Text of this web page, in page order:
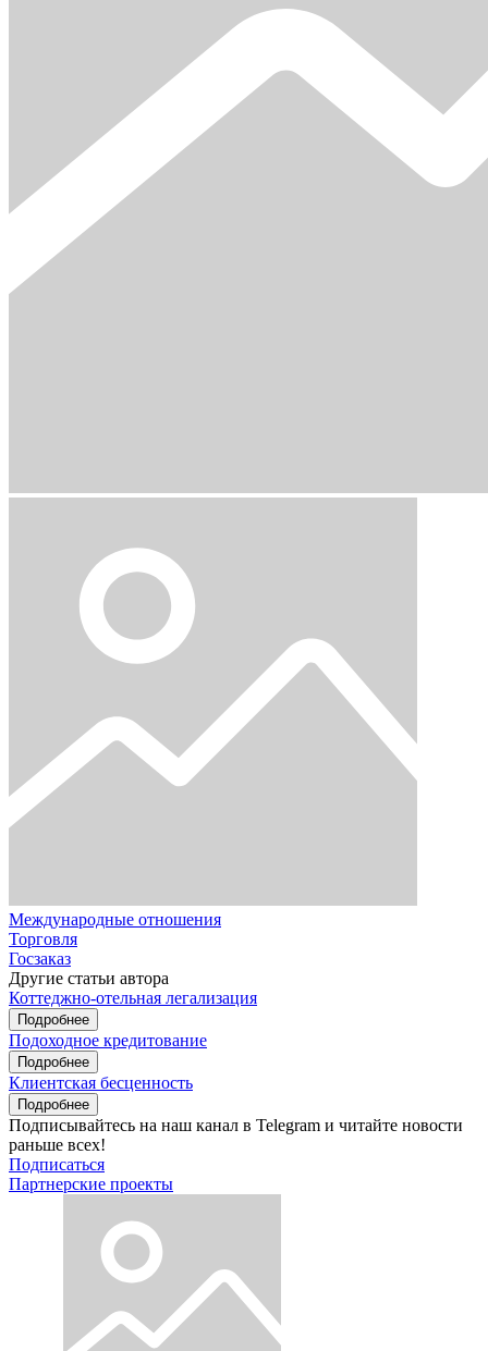
Международные отношения
Торговля
Госзаказ
Другие статьи автора
Коттеджно-отельная легализация
Подробнее
Подоходное кредитование
Подробнее
Клиентская бесценность
Подробнее
Подписывайтесь на наш канал в Telegram и читайте новости
раньше всех!
Подписаться
Партнерские проекты